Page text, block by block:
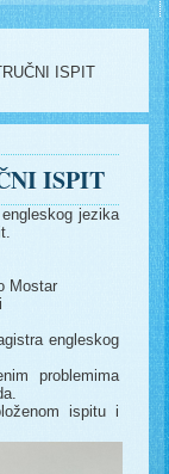
ISPIT
ISPIT
jezika
Mostar
engleskog
problemima
ispitu i